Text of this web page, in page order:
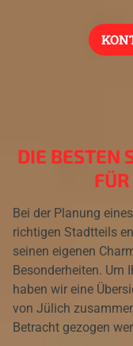
DIE BESTEN
Bei der Planung
richtigen Stadtteils
seinen eigenen
Besonderheiten. Um
haben wir eine
von Jülich
Betracht gezogen